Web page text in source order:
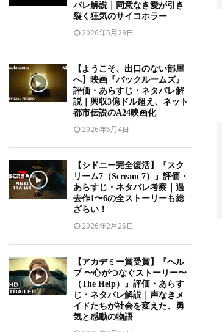
バレ解説｜同意なき愛が引き
裂く狂気のサイコホラー
2026年5月29日
【ようこそ、出口のない部屋
へ】映画『バックルームズ』
評価・あらすじ・ネタバレ解
説｜興収3億ドル超え、ネット
都市伝説のA24映画化
2026年6月4日
【シドニー完全復活】『スク
リーム7（Scream 7）』評価・
あらすじ・ネタバレ考察｜過
去作1〜6の全ストーリーも総
ざらい！
2026年2月26日
【アカデミー賞受賞】『ヘル
プ 〜心がつなぐストーリー〜
（The Help）』評価・あらす
じ・ネタバレ解説｜声なきメ
イドたちが社会を変えた、勇
気と感動の物語